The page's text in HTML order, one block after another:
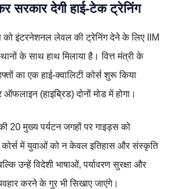
सरकार देगी हाई-टेक ट्रेनिंग
को इंटरनेशनल लेवल की ट्रेनिंग देने के लिए IIM
के साथ हाथ मिलाया है। वित्त मंत्री के
का एक हाई-क्वालिटी कोर्स शुरू किया
(हाइब्रिड) दोनों मोड में होगा।
20 मुख्य पर्यटन जगहों पर गाइड्स को
कोर्स में युवाओं को न केवल इतिहास और संस्कृति
उन्हें विदेशी भाषाओं, पर्यावरण सुरक्षा और
करने के गुर भी सिखाए जाएंगे।